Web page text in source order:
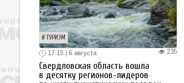
ТУРИЗМ
235
17:15 | 6 августа
Свердловская область вошла
в десятку регионов-лидеров